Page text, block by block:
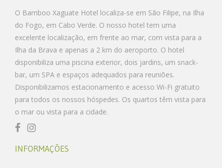
O Bamboo Xaguate Hotel localiza-se em São Filipe, na Ilha
do Fogo, em Cabo Verde. O nosso hotel tem uma
excelente localização, em frente ao mar, com vista para a
Ilha da Brava e apenas a 2 km do aeroporto. O hotel
disponibiliza uma piscina exterior, dois jardins, um snack-
bar, um SPA e espaços adequados para reuniões.
Disponibilizamos estacionamento e acesso Wi-Fi gratuito
para todos os nossos hóspedes. Os quartos têm vista para
o mar ou vista para a cidade.
INFORMAÇÕES